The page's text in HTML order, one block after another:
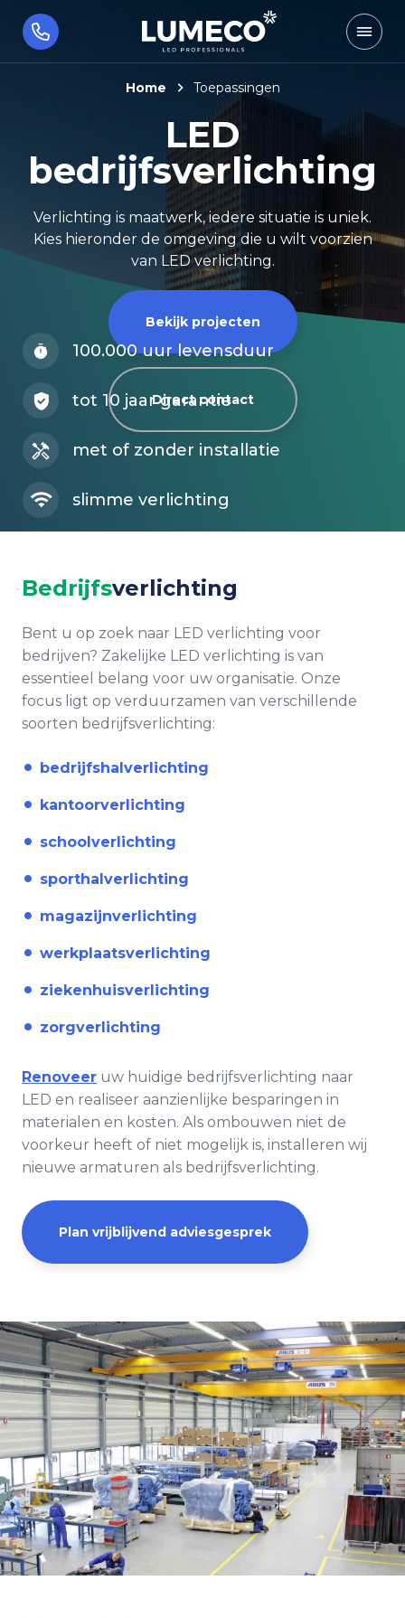
Home Toepassingen
LED
bedrijfsverlichting
Verlichting is maatwerk, iedere situatie is uniek.
Kies hieronder de omgeving die u wilt voorzien
van LED verlichting.
Bekijk projecten
Direct contact
100.000 uur levensduur
tot 10 jaar garantie
met of zonder installatie
slimme verlichting
Bedrijfsverlichting
Bent u op zoek naar LED verlichting voor
bedrijven? Zakelijke LED verlichting is van
essentieel belang voor uw organisatie. Onze
focus ligt op verduurzamen van verschillende
soorten bedrijfsverlichting:
bedrijfshalverlichting
kantoorverlichting
schoolverlichting
sporthalverlichting
magazijnverlichting
werkplaatsverlichting
ziekenhuisverlichting
zorgverlichting
Renoveer uw huidige bedrijfsverlichting naar
LED en realiseer aanzienlijke besparingen in
materialen en kosten. Als ombouwen niet de
voorkeur heeft of niet mogelijk is, installeren wij
nieuwe armaturen als bedrijfsverlichting.
Plan vrijblijvend adviesgesprek